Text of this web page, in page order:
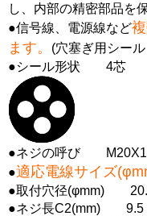
し、内部の精密部品を
●信号線、電源線など
ます。
(穴塞ぎ用シー
●シール形状 4芯
●ネジの呼び
●適応電線サイズ
●取付穴径(φmm)
●ネジ長C2(mm) 9.5